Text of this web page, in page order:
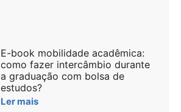
E-book mobilidade acadêmica:
como fazer intercâmbio durante
a graduação com bolsa de
estudos?
Ler mais